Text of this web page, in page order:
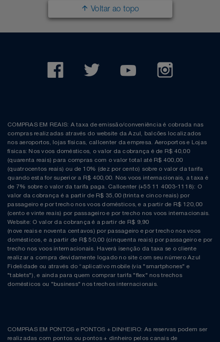
Voltar ao topo
COMPRAS EM REAIS: A taxa de emissão/conveniência é cobrada nas
compras realizadas através do website da Azul, balcões localizados
nos aeroportos, lojas físicas, callcenter da empresa. Aeroportos e Lojas
físicas: Nos voos domésticos, o valor da cobrança é de R$ 40,00
(quarenta reais) para compras com o valor total até R$ 400,00
(quatrocentos reais) ou de 10% (dez por cento) sobre o valor da tarifa
quando esta for superior a R$ 400,00. Nos voos internacionais, a taxa é
de 7% sobre o valor da tarifa paga. Callcenter (+55 11 4003-1118): O
valor da cobrança é a partir de R$ 35,00 (trinta e cinco reais) por
passageiro e por trecho nos voos domésticos, e a partir de R$ 120,00
(cento e vinte reais) por passageiro e por trecho nos voos internacionais.
Website: O valor da cobrança é a partir de R$ 9,90
(nove reais e noventa centavos) por passageiro e por trecho nos voos
domésticos, e a partir de R$ 50,00 (cinquenta reais) por passageiro e por
trecho nos voos internacionais. Haverá isenção da taxa se o cliente
realizar a compra devidamente logado no site com seu número Azul
Fidelidade ou através do “aplicativo mobile (via "smartphones" e
"tablets"), e ainda para quem comprar tarifa "flex" nos trechos
domésticos ou "business" nos trechos internacionais.
COMPRAS EM PONTOS e PONTOS + DINHEIRO: As reservas podem ser
realizadas com pontos ou pontos + dinheiro pelos canais de